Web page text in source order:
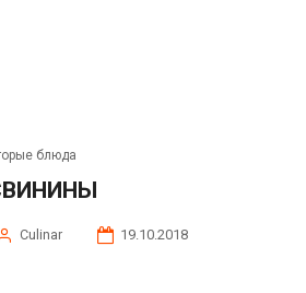
блюда
Сulinar
19.10.2018